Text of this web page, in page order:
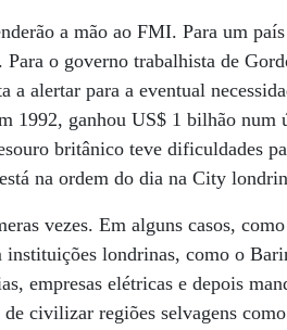
a mão ao FMI. Para um
o governo trabalhista de
alertar para a eventual
1992, ganhou US$ 1 bilhão num
britânico teve dificuldades
na ordem do dia na City
vezes. Em alguns casos,
londrinas, como o
empresas elétricas e depois
civilizar regiões selvagens